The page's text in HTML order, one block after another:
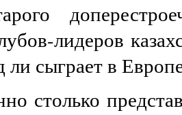
лидеров
ли сыграет в
столько